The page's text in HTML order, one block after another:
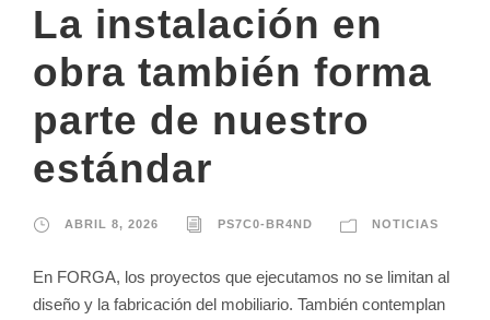
La instalación en
obra también forma
parte de nuestro
estándar
ABRIL 8, 2026 PS7C0-BR4ND NOTICIAS
En FORGA, los proyectos que ejecutamos no se limitan al
diseño y la fabricación del mobiliario. También contemplan